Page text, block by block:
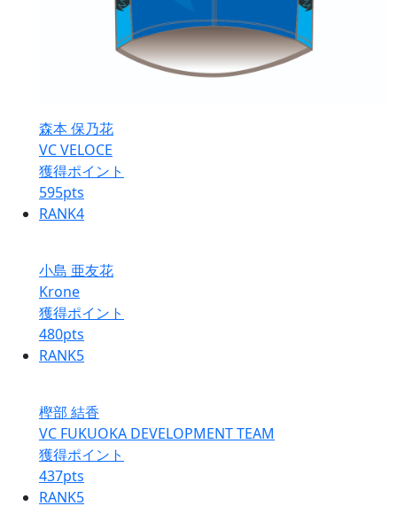
森本 保乃花
VC VELOCE
獲得ポイント
595pts
RANK4
小島 亜友花
Krone
獲得ポイント
480pts
RANK5
樫部 結香
VC FUKUOKA DEVELOPMENT TEAM
獲得ポイント
437pts
RANK5